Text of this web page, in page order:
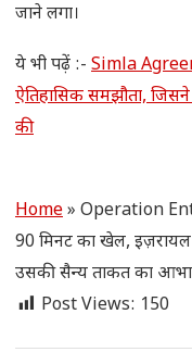
जाने लगा।
ये भी पढ़ें :- Simla
ऐतिहासिक समझौता,
की
Home» Operation
90 मिनट का खेल, इज़रायल
उसकी सैन्य ताकत का
Post Views: 150